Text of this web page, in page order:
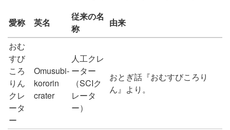
愛称 英名
従来の名
称
由来
おむ
すび
ころ
りん
クレ
ータ
ー
Omusubi-
kororin
crater
人工クレ
ーター
（SCIク
レータ
ー）
おとぎ話『おむすびころり
ん』より。